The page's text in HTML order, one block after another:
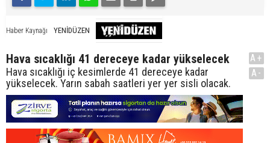
Haber Kaynağı YENİDÜZEN
Hava sıcaklığı 41 dereceye kadar yükselecek
Hava sıcaklığı iç kesimlerde 41 dereceye kadar
yükselecek. Yarın sabah saatleri yer yer sisli olacak.
A+
A-